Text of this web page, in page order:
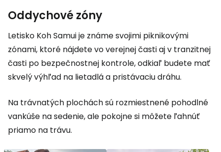
Oddychové zóny
Letisko Koh Samui je známe svojimi piknikovými
zónami, ktoré nájdete vo verejnej časti aj v tranzitnej
časti po bezpečnostnej kontrole, odkiaľ budete mať
skvelý výhľad na lietadlá a pristávaciu dráhu.
Na trávnatých plochách sú rozmiestnené pohodlné
vankúše na sedenie, ale pokojne si môžete ľahnúť
priamo na trávu.